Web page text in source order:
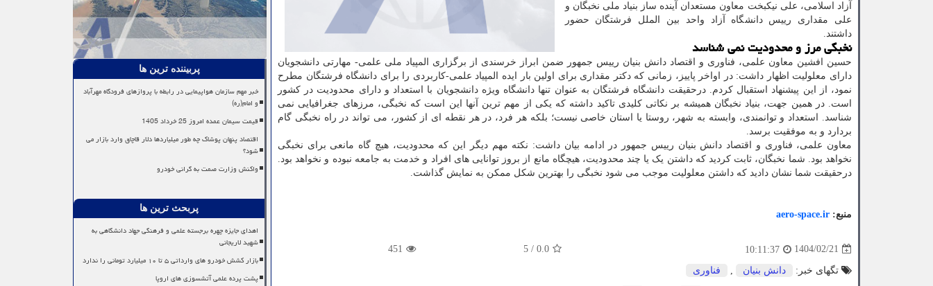
آزاد اسلامی، علی نیکبخت معاون مستعدان آینده ساز بنیاد ملی نخبگان و
علی مقداری رییس دانشگاه آزاد واحد بین الملل فرشتگان حضور
داشتند.
نخبگی مرز و محدودیت نمی شناسد
حسین افشین معاون علمی، فناوری و اقتصاد دانش بنیان رییس جمهور ضمن ابراز خرسندی از برگزاری المپیاد ملی علمی- مهارتی دانشجویان
دارای معلولیت اظهار داشت: در اواخر پاییز، زمانی که دکتر مقداری برای اولین بار ایده المپیاد علمی-کاربردی را برای دانشگاه فرشتگان مطرح
نمود، از این پیشنهاد استقبال کردم. درحقیقت دانشگاه فرشتگان به عنوان تنها دانشگاه ویژه دانشجویان با استعداد و دارای محدودیت در کشور
است. در همین جهت، بنیاد نخبگان همیشه بر نکاتی کلیدی تاکید داشته که یکی از مهم ترین آنها این است که نخبگی، مرزهای جغرافیایی نمی
شناسد. استعداد و توانمندی، وابسته به شهر، روستا یا استان خاصی نیست؛ بلکه هر فرد، در هر نقطه ای از کشور، می تواند در راه نخبگی گام
بردارد و به موفقیت برسد.
معاون علمی، فناوری و اقتصاد دانش بنیان رییس جمهور در ادامه بیان داشت: نکته مهم دیگر این که محدودیت، هیچ گاه مانعی برای نخبگی
نخواهد بود. شما نخبگان، ثابت کردید که داشتن یک یا چند محدودیت، هیچگاه مانع از بروز توانایی های افراد و خدمت به جامعه نبوده و نخواهد بود.
درحقیقت شما نشان دادید که داشتن معلولیت موجب می شود نخبگی را بهترین شکل ممکن به نمایش گذاشت.
منبع: aero-space.ir
1404/02/21
10:11:37
0.0
/
5
451
تگهای خبر: دانش بنیان فناوری
پربیننده ترین ها
خبر مهم سازمان هواپیمایی در رابطه با پروازهای فرودگاه مهرآباد
و امام(ره)
قیمت سیمان عمده امروز 25 خرداد 1405
اقتصاد پنهان پوشاک چه طور میلیاردها دلار قاچاق وارد بازار می
شود؟
واکنش وزارت صمت به گرانی خودرو
پربحث ترین ها
اهدای جایزه چهره برجسته علمی و فرهنگی جهاد دانشگاهی به
شهید لاریجانی
بازار کشش خودرو های وارداتی ۵ تا ۱۰ میلیارد تومانی را ندارد
پشت پرده علمی آتشسوزی های اروپا